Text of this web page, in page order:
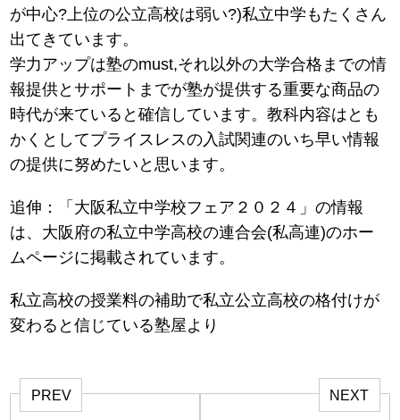
が中心?上位の公立高校は弱い?)私立中学もたくさん
出てきています。
学力アップは塾のmust,それ以外の大学合格までの情
報提供とサポートまでが塾が提供する重要な商品の
時代が来ていると確信しています。教科内容はとも
かくとしてプライスレスの入試関連のいち早い情報
の提供に努めたいと思います。
追伸：「大阪私立中学校フェア２０２４」の情報
は、大阪府の私立中学高校の連合会(私高連)のホー
ムページに掲載されています。
私立高校の授業料の補助で私立公立高校の格付けが
変わると信じている塾屋より
PREV NEXT